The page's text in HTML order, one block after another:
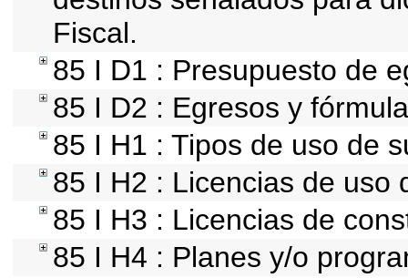
Fiscal.
85 I D1 : Presupuesto de
85 I D2 : Egresos y
85 I H1 : Tipos de uso de
85 I H2 : Licencias de uso
85 I H3 : Licencias de
85 I H4 : Planes y/o